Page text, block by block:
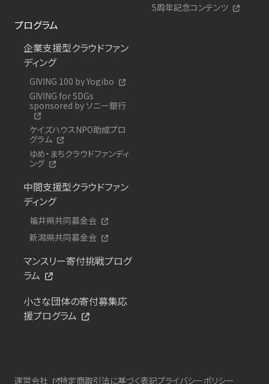
5周年記念コンテンツ
プログラム
企業支援型クラウドファン
ディング
GIVING 100 by Yogibo
GIVING for SDGs
sponsored by ソニー銀行
ケイズハウスNPO助成プロ
グラム
ゆめ・まちクラウドファンディ
ング
中間支援型クラウドファン
ディング
福井県共同募金会
新潟県共同募金会
マンスリー寄付挑戦プログ
ラム
小さな団体の寄付募集応
援プログラム
運営会社 特定商取引法に基づく表記プライバシーポリシー